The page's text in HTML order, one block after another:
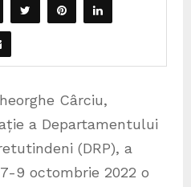
Cârciu,
a Departamentului
(DRP), a
9 octombrie 2022 o